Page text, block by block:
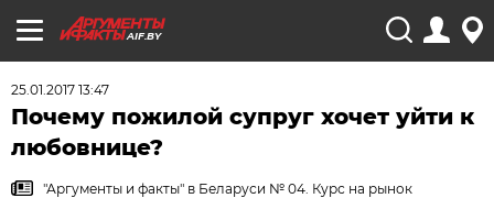
AIF.BY
25.01.2017 13:47
Почему пожилой супруг хочет уйти к
любовнице?
"Аргументы и факты" в Беларуси № 04. Курс на рынок